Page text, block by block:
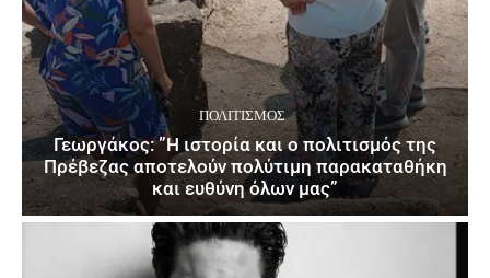
ΠΟΛΙΤΙΣΜΌΣ
Γεωργάκος: ”Η ιστορία και ο πολιτισμός της
Πρέβεζας αποτελούν πολύτιμη παρακαταθήκη
και ευθύνη όλων μας”